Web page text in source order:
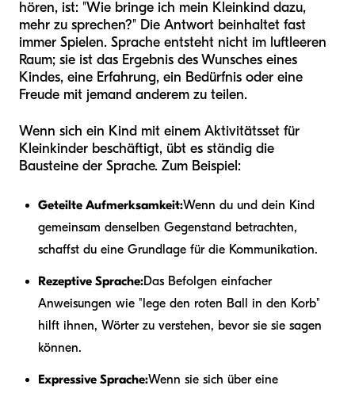
hören, ist: "Wie bringe ich mein Kleinkind dazu,
mehr zu sprechen?" Die Antwort beinhaltet fast
immer Spielen. Sprache entsteht nicht im luftleeren
Raum; sie ist das Ergebnis des Wunsches eines
Kindes, eine Erfahrung, ein Bedürfnis oder eine
Freude mit jemand anderem zu teilen.
Wenn sich ein Kind mit einem Aktivitätsset für
Kleinkinder beschäftigt, übt es ständig die
Bausteine der Sprache. Zum Beispiel:
Geteilte Aufmerksamkeit:Wenn du und dein Kind
gemeinsam denselben Gegenstand betrachten,
schaffst du eine Grundlage für die Kommunikation.
Rezeptive Sprache:Das Befolgen einfacher
Anweisungen wie "lege den roten Ball in den Korb"
hilft ihnen, Wörter zu verstehen, bevor sie sie sagen
können.
Expressive Sprache:Wenn sie sich über eine